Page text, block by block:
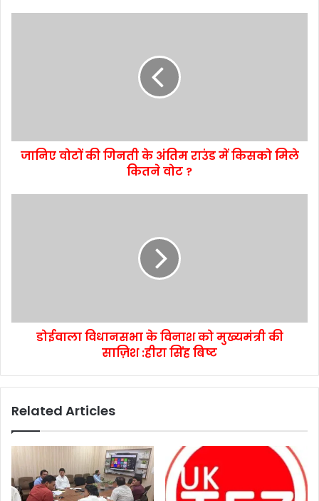
जानिए वोटों की गिनती के अंतिम राउंड में किसको मिले
कितने वोट ?
डोईवाला विधानसभा के विनाश को मुख्यमंत्री की
साज़िश :हीरा सिंह बिष्ट
Related Articles